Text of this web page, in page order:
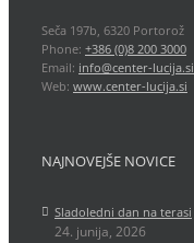
Seča 197b, 6320 Portorož
Phone: +386 (0)8 200 3000
Email: info@center-lucija.si
Web: www.center-lucija.si
NAJNOVEJŠE NOVICE
Sladoledni dan na terasi
24. junija, 2026